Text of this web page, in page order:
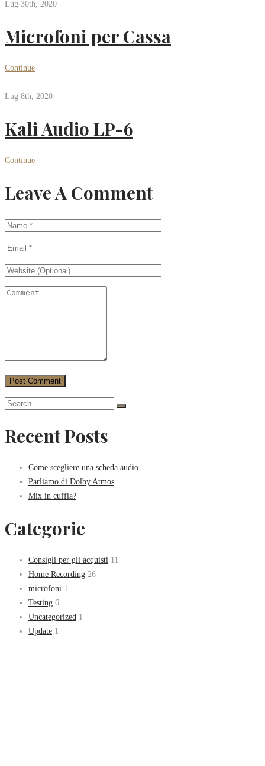
Lug 30th, 2020
Microfoni per Cassa
Continue
Lug 8th, 2020
Kali Audio LP-6
Continue
Leave A Comment
Recent Posts
Come scegliere una scheda audio
Parliamo di Dolby Atmos
Mix in cuffia?
Categorie
Consigli per gli acquisti 11
Home Recording 26
microfoni 1
Testing 6
Uncategorized 1
Update 1